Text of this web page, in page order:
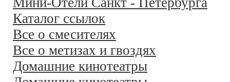
Каталог ссылок
Все о смесителях
Все о метизах и гвоздях
Домашние кинотеатры